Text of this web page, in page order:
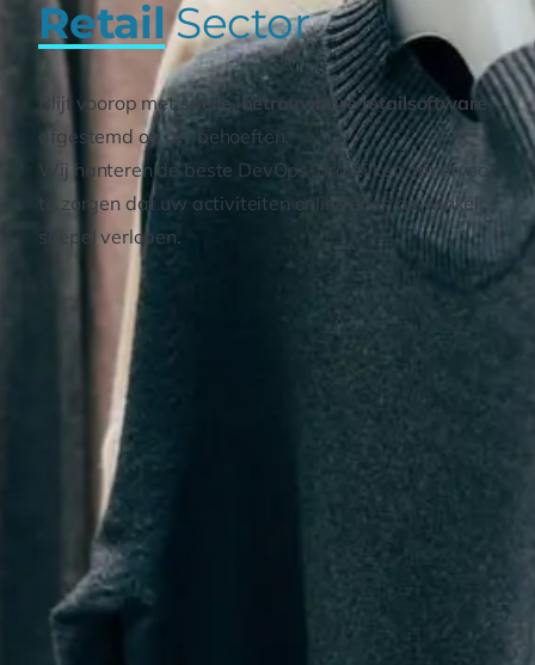
Retail Sector
Blijf voorop met snelle, betrouwbare retailsoftware
afgestemd op uw behoeften.
Wij hanteren de beste DevOps-praktijken om ervoor
te zorgen dat uw activiteiten online en in de winkel
soepel verlopen.